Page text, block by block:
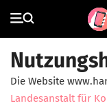
Die Website
Landesanstalt für